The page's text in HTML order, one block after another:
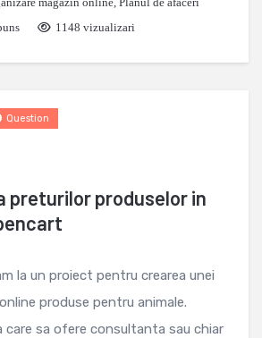
1148 vizualizari
preturilor produselor in
Question
la un proiect pentru crearea unei
produse pentru animale.
care sa ofere consultanta sau chiar